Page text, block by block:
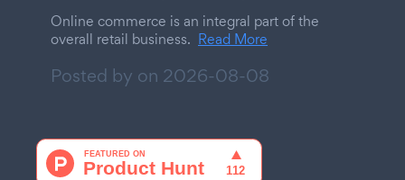
Online commerce is an integral part of the
overall retail business. Read More
Posted by on 2026-08-08